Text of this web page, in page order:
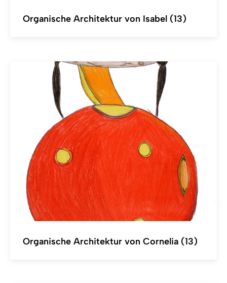
Organische Architektur von Isabel (13)
Organische Architektur von Cornelia (13)